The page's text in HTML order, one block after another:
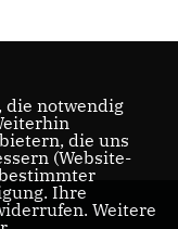
die notwendig
die uns
(Website-
Ihre
Weitere